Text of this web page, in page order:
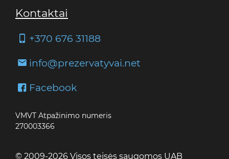
Kontaktai
+370 676 31188
info@prezervatyvai.net
Facebook
VMVT Atpažinimo numeris
270003366
© 2009-2026 Visos teisės saugomos UAB